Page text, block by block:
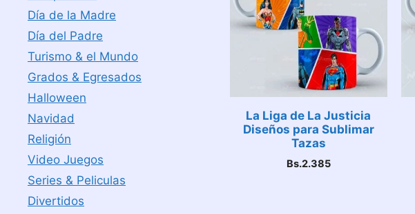
La Liga de La Justicia
Diseños para Sublimar
Tazas
Bs.2.385
Día de la Madre
Día del Padre
Turismo & el Mundo
Grados & Egresados
Halloween
Navidad
Religión
Video Juegos
Series & Peliculas
Divertidos